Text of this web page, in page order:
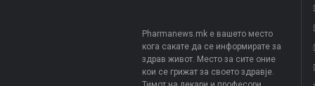
Pharmanews.mk е вашето место
кога сакате да се информирате за
здрав живот. Место за сите оние
кои се грижат за своето здравје.